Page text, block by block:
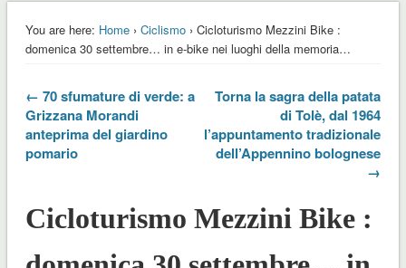
You are here: Home› Ciclismo› Cicloturismo Mezzini Bike :
domenica 30 settembre… in e-bike nei luoghi della memoria…
← 70 sfumature di verde: a
Grizzana Morandi
anteprima del giardino
pomario
Torna la sagra della patata
di Tolè, dal 1964
l’appuntamento tradizionale
dell’Appennino bolognese
→
Cicloturismo Mezzini Bike :